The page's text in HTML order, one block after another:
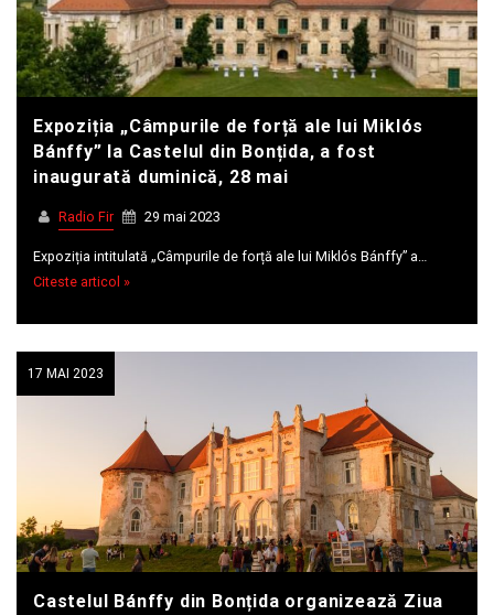
Expoziția „Câmpurile de forță ale lui Miklós
Bánffy” la Castelul din Bonțida, a fost
inaugurată duminică, 28 mai
Radio Fir 29 mai 2023
Expoziția intitulată „Câmpurile de forță ale lui Miklós Bánffy” a…
Citeste articol »
17 MAI 2023
Castelul Bánffy din Bonțida organizează Ziua